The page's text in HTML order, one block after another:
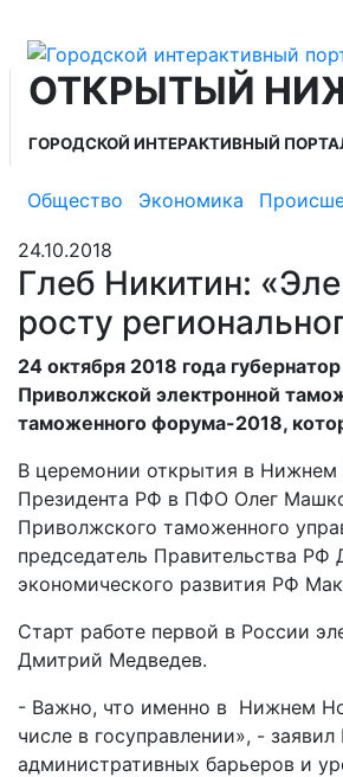
ОТКРЫТЫЙ
ГОРОДСКОЙ ИНТЕРАКТИВНЫЙ
Общество Экономика
24.10.2018
Глеб Никитин:
росту
24 октября 2018 года
Приволжской электронной
таможенного форума-2018,
В церемонии открытия в Нижнем
Президента РФ в ПФО Олег
Приволжского таможенного
председатель Правительства
экономического развития РФ
Старт работе первой в России
Дмитрий Медведев.
- Важно, что именно в Нижнем
числе в госуправлении», -
административных барьеров и